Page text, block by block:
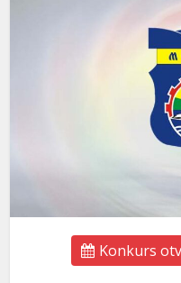
Konkurs